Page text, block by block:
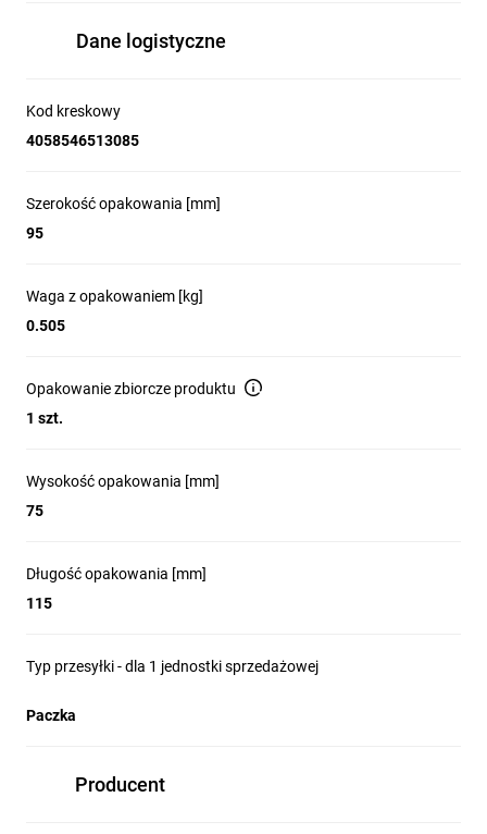
Dane logistyczne
Kod kreskowy
4058546513085
Szerokość opakowania [mm]
95
Waga z opakowaniem [kg]
0.505
Opakowanie zbiorcze produktu
1 szt.
Wysokość opakowania [mm]
75
Długość opakowania [mm]
115
Typ przesyłki - dla 1 jednostki sprzedażowej
Paczka
Producent